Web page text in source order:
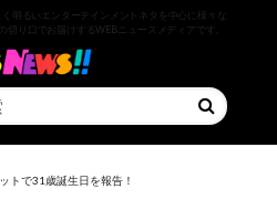
明るいエンターテインメントネタを中心に様々な
切り口でお届けするWEBニュースメディアです。
トで31歳誕生日を報告！